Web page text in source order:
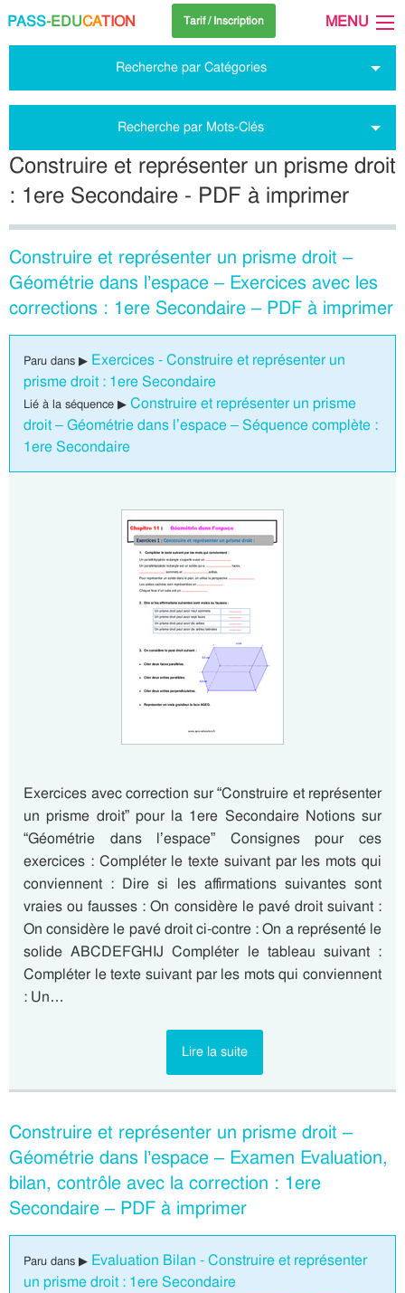
PASS-EDUCATION Tarif / Inscription MENU
Recherche par Catégories
Recherche par Mots-Clés
Construire et représenter un prisme droit
: 1ere Secondaire - PDF à imprimer
Construire et représenter un prisme droit –
Géométrie dans l’espace – Exercices avec les
corrections : 1ere Secondaire – PDF à imprimer
Paru dans ▶ Exercices - Construire et représenter un
prisme droit : 1ere Secondaire
Lié à la séquence ▶ Construire et représenter un prisme
droit – Géométrie dans l’espace – Séquence complète :
1ere Secondaire
Exercices avec correction sur “Construire et représenter
un prisme droit” pour la 1ere Secondaire Notions sur
“Géométrie dans l’espace” Consignes pour ces
exercices : Compléter le texte suivant par les mots qui
conviennent : Dire si les affirmations suivantes sont
vraies ou fausses : On considère le pavé droit suivant :
On considère le pavé droit ci-contre : On a représenté le
solide ABCDEFGHIJ Compléter le tableau suivant :
Compléter le texte suivant par les mots qui conviennent
: Un…
Lire la suite
Construire et représenter un prisme droit –
Géométrie dans l’espace – Examen Evaluation,
bilan, contrôle avec la correction : 1ere
Secondaire – PDF à imprimer
Paru dans ▶ Evaluation Bilan - Construire et représenter
un prisme droit : 1ere Secondaire